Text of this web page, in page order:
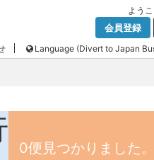
ようこ
会員登録
Language (Divert to Japan
0便見つかりました。